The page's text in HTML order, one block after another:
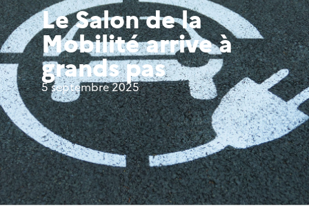
Le Salon de la
Mobilité arrive à
grands pas
5 septembre 2025